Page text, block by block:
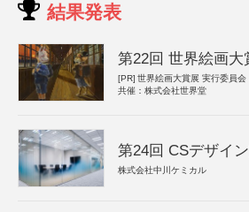
結果発表
第22回 世界絵画大
[PR] 世界絵画大賞展 実行委員会
共催：株式会社世界堂
第24回 CSデザイ
株式会社中川ケミカル